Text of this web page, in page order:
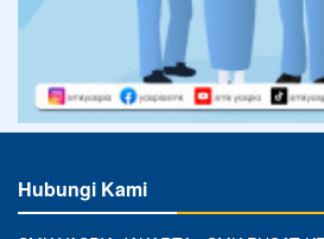
Hubungi Kami